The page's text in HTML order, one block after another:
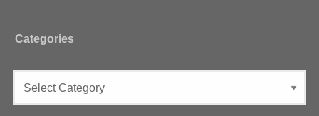
Categories